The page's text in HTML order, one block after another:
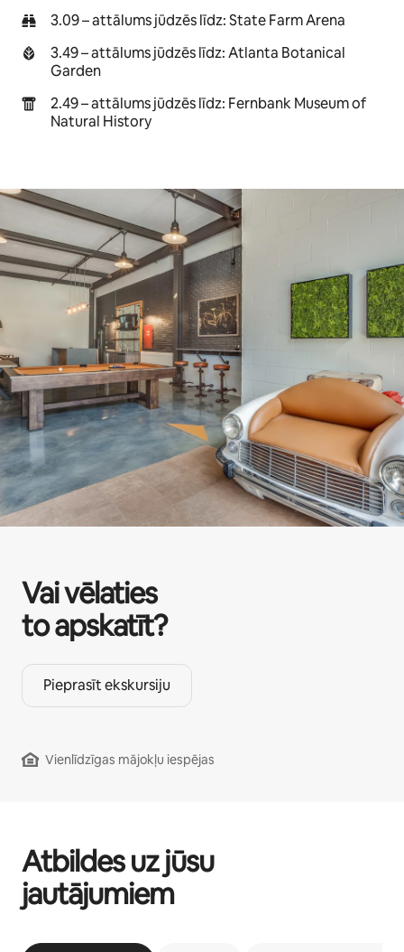
3.09 – attālums jūdzēs līdz: State Farm Arena
3.49 – attālums jūdzēs līdz: Atlanta Botanical
Garden
2.49 – attālums jūdzēs līdz: Fernbank Museum of
Natural History
Vai vēlaties
to apskatīt?
Pieprasīt ekskursiju
Vienlīdzīgas mājokļu iespējas
Atbildes uz jūsu
jautājumiem